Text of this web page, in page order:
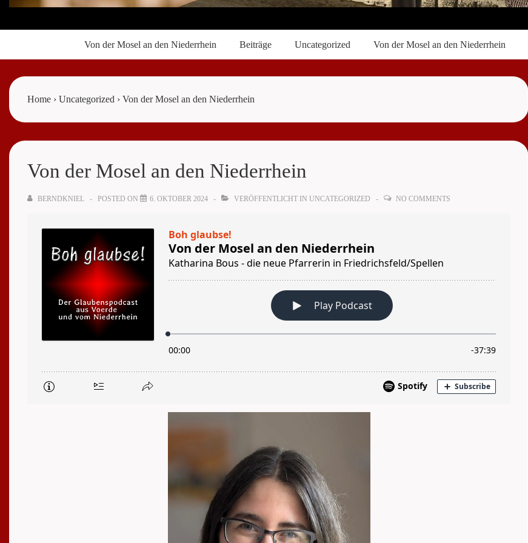
Navigation
Von der Mosel an den Niederrhein Beiträge Uncategorized Von der Mosel an den Niederrhein
Home › Uncategorized › Von der Mosel an den Niederrhein
Von der Mosel an den Niederrhein
BERNDKNIEL POSTED ON 6. OKTOBER 2024 VERÖFFENTLICHT IN UNCATEGORIZED NO COMMENTS